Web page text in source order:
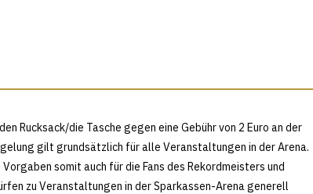
Rucksack/die Tasche gegen eine Gebühr von 2 Euro an der
gilt grundsätzlich für alle Veranstaltungen in der Arena.
somit auch für die Fans des Rekordmeisters und
zu Veranstaltungen in der Sparkassen-Arena generell